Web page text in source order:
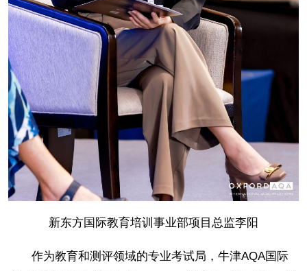
新东方国际教育培训事业部项目总监李阳
作为教育和测评领域的专业考试局，牛津AQA国际